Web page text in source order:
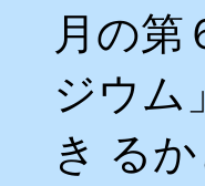
月の第
ジウム
き る